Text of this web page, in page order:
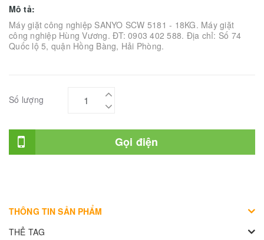
Mô tả:
Máy giặt công nghiệp SANYO SCW 5181 - 18KG. Máy giặt
công nghiệp Hùng Vương. ĐT: 0903 402 588. Địa chỉ: Số 74
Quốc lộ 5, quận Hồng Bàng, Hải Phòng.
Số lượng
Gọi điện
THÔNG TIN SẢN PHẨM
THẺ TAG